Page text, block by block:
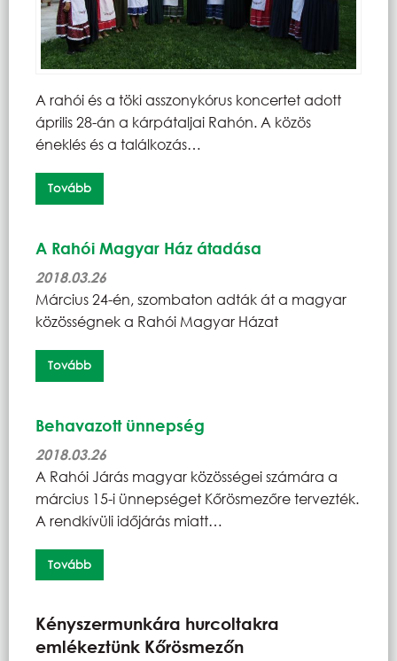
A rahói és a töki asszonykórus koncertet adott
április 28-án a kárpátaljai Rahón. A közös
éneklés és a találkozás…
Tovább
A Rahói Magyar Ház átadása
2018.03.26
Március 24-én, szombaton adták át a magyar
közösségnek a Rahói Magyar Házat
Tovább
Behavazott ünnepség
2018.03.26
A Rahói Járás magyar közösségei számára a
március 15-i ünnepséget Kőrösmezőre tervezték.
A rendkívüli időjárás miatt…
Tovább
Kényszermunkára hurcoltakra
emlékeztünk Kőrösmezőn